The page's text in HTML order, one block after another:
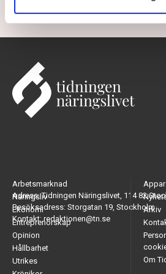
Adress: Tidningen Näringslivet, 114 82
Besöksadress: Storgatan 19, Stockholm
Kontakt: redaktionen@tn.se
Arbetsmarknad
Näringsliv
Ekonomi
Entreprenörskap
Opinion
Hållbarhet
Utrikes
Appar
Arkiv
Om